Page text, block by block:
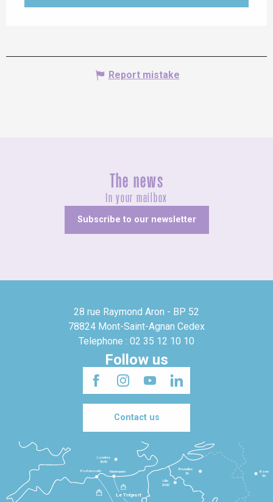
Report mistake
The news
In your mailbox
Subscribe to our newsletter
28 rue Raymond Aron - BP 52
78824 Mont-Saint-Agnan Cedex
Telephone : 02 35 12 10 10
Follow us
Contact us
Le Tréport
Lille
2h30
Bruxelles
3h
Londres
3h30
Newhaven
Portsmouth
Bonn
5h